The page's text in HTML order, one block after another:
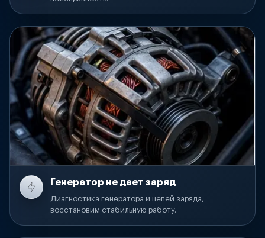
Генератор не дает заряд
Диагностика генератора и цепей заряда,
восстановим стабильную работу.